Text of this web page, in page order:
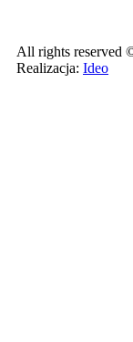
All rights reserved
Realizacja: Ideo